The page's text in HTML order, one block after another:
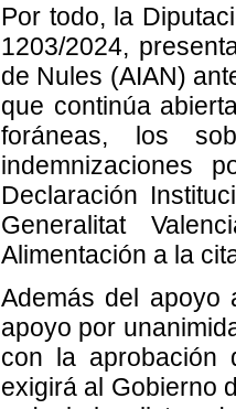
Por todo, la
1203/2024,
de Nules (AIAN)
que continúa
foráneas, los
indemnizaciones
Declaración
Generalitat
Alimentación a la
Además del apoyo
apoyo por
con la aprobación
exigirá al Gobierno